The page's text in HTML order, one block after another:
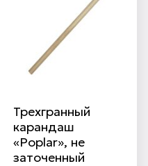
Трехгранный
карандаш
«Poplar», не
заточенный